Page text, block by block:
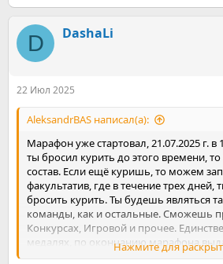
D DashaLi
22 Июл 2025
AleksandrBАS написал(а):
Марафон уже стартовал, 21.07.2025 г.
ты бросил курить до этого времени,
состав. Если ещё куришь, то можем
факультатив, где в течение трех
бросить курить. Ты будешь являться
команды, как и остальные. Сможешь
Конкурсах, Игровой и прочее.
медалях, по окончанию марафона
взлётчика, а факультативщика!
Нажмите для